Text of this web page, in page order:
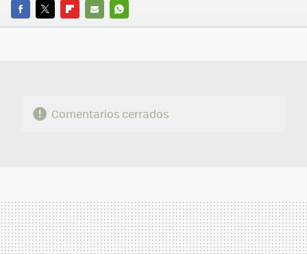
FACEBOOK
TWITTERFLIPBOARD
E-
WHATSAPP
Comentarios cerrados